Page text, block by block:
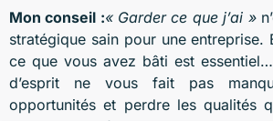
Mon conseil :« Garder ce que j’ai »
stratégique sain pour une entreprise.
ce que vous avez bâti est
d’esprit ne vous fait pas
opportunités et perdre les qualités